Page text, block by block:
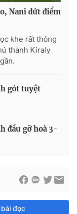
Nani dứt điểm
khe rất thông
thành Kiraly
gót tuyệt
đầu gỡ hoà 3-
bài đọc